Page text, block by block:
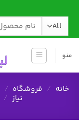
content
جستجو
منو
خانه / فروشگاه /
نیاز /